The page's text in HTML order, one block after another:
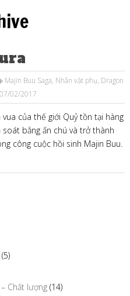
Majin Buu Saga, Nhân vật phụ, Dragon
07/02/2017
của thế giới Quỷ tồn tại hàng
bằng ấn chú và trở thành
công cuộc hồi sinh Majin Buu.
(5)
Chất lượng (14)